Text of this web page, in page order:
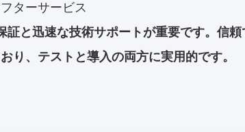
ターサービス
証と迅速な技術サポートが重要です。信
り、テストと導入の両方に実用的です。